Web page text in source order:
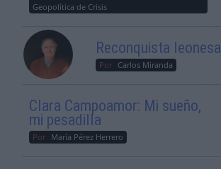
Geopolítica de Crisis
Reconquista leonesa
Por Carlos Miranda
Clara Campoamor: Mi sueño,
mi pesadilla
Por María Pérez Herrero